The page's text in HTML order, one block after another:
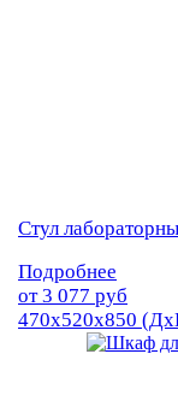
Стул
Подробнее
от3 077 руб
470х520х850